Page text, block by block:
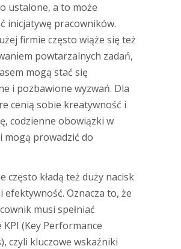
ustalone, a to może
inicjatywę pracowników.
firmie często wiąże się też
powtarzalnych zadań,
mogą stać się
i pozbawione wyzwań. Dla
cenią sobie kreatywność i
codzienne obowiązki w
mogą prowadzić do
często kładą też duży nacisk
efektywność. Oznacza to, że
musi spełniać
(Key Performance
czyli kluczowe wskaźniki